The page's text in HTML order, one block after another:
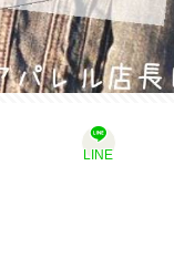
LINE